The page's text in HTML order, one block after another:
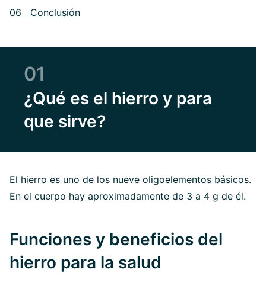
06 Conclusión
01
¿Qué es el hierro y para
que sirve?
El hierro es uno de los nueve oligoelementos básicos.
En el cuerpo hay aproximadamente de 3 a 4 g de él.
Funciones y beneficios del
hierro para la salud